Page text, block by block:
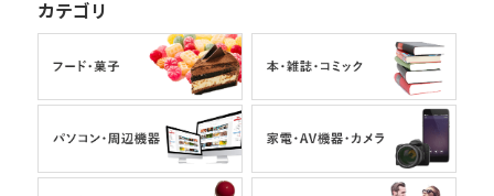
カテゴリ